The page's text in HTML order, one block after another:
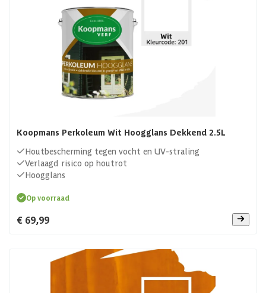
Koopmans Perkoleum Wit Hoogglans Dekkend 2.5L
Houtbescherming tegen vocht en UV-straling
Verlaagd risico op houtrot
Hoogglans
Op voorraad
€ 69,99